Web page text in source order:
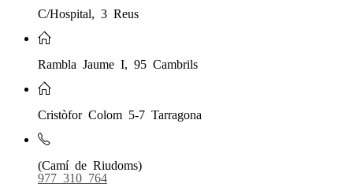
C/Hospital, 3 Reus
Rambla Jaume I, 95 Cambrils
Cristòfor Colom 5-7 Tarragona
(Camí de Riudoms)
977 310 764